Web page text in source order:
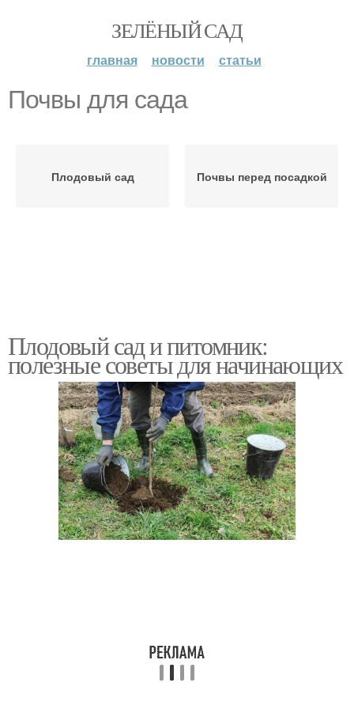
ЗЕЛЁНЫЙ САД
главная новости статьи
Почвы для сада
Плодовый сад Почвы перед посадкой
Плодовый сад и питомник:
полезные советы для начинающих